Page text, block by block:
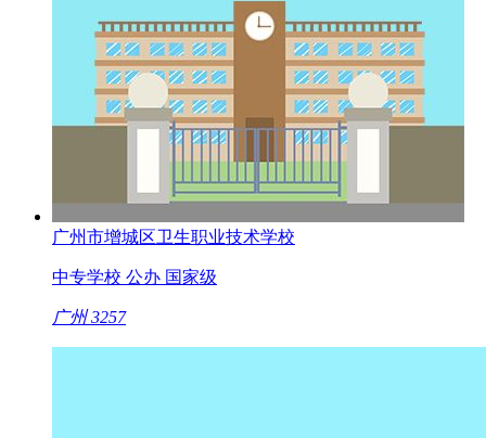
广州市增城区卫生职业技术学校
中专学校 公办 国家级
广州 3257